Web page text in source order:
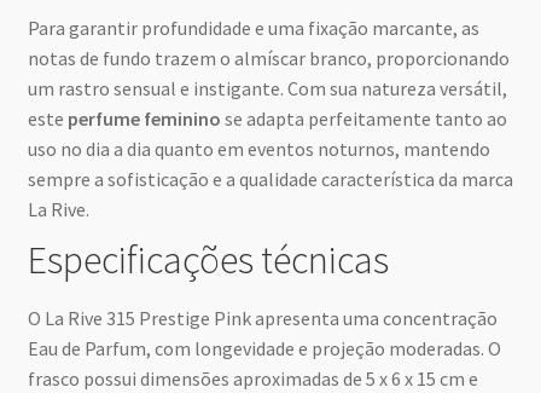
Para garantir profundidade e uma fixação marcante, as
notas de fundo trazem o almíscar branco, proporcionando
um rastro sensual e instigante. Com sua natureza versátil,
este perfume feminino se adapta perfeitamente tanto ao
uso no dia a dia quanto em eventos noturnos, mantendo
sempre a sofisticação e a qualidade característica da marca
La Rive.
Especificações técnicas
O La Rive 315 Prestige Pink apresenta uma concentração
Eau de Parfum, com longevidade e projeção moderadas. O
frasco possui dimensões aproximadas de 5 x 6 x 15 cm e